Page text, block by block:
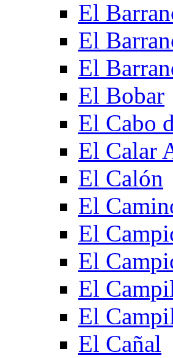
El
El
El
El Bobar
El Cabo
El Calar
El Calón
El
El
El
El
El
El Cañal